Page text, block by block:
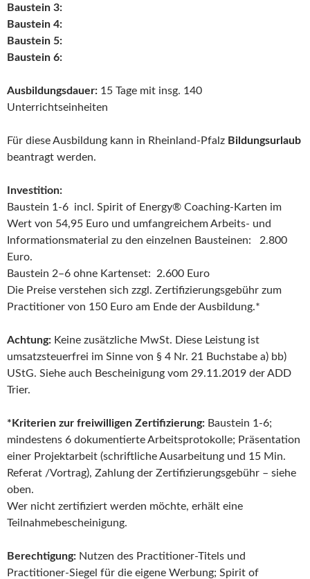
Baustein 3:
Baustein 4:
Baustein 5:
Baustein 6:
Ausbildungsdauer: 15 Tage mit insg. 140
Unterrichtseinheiten
Für diese Ausbildung kann in Rheinland-Pfalz Bildungsurlaub
beantragt werden.
Investition:
Baustein 1-6 incl. Spirit of Energy® Coaching-Karten im
Wert von 54,95 Euro und umfangreichem Arbeits- und
Informationsmaterial zu den einzelnen Bausteinen: 2.800
Euro.
Baustein 2–6 ohne Kartenset: 2.600 Euro
Die Preise verstehen sich zzgl. Zertifizierungsgebühr zum
Practitioner von 150 Euro am Ende der Ausbildung.*
Achtung: Keine zusätzliche MwSt. Diese Leistung ist
umsatzsteuerfrei im Sinne von § 4 Nr. 21 Buchstabe a) bb)
UStG. Siehe auch Bescheinigung vom 29.11.2019 der ADD
Trier.
*Kriterien zur freiwilligen Zertifizierung: Baustein 1-6;
mindestens 6 dokumentierte Arbeitsprotokolle; Präsentation
einer Projektarbeit (schriftliche Ausarbeitung und 15 Min.
Referat /Vortrag), Zahlung der Zertifizierungsgebühr – siehe
oben.
Wer nicht zertifiziert werden möchte, erhält eine
Teilnahmebescheinigung.
Berechtigung: Nutzen des Practitioner-Titels und
Practitioner-Siegel für die eigene Werbung; Spirit of